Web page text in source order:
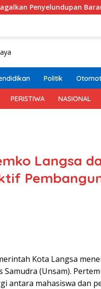
Barang Impor Ilegal 5
Politik
PERISTIWA NASIONAL
Langsa
Kota Langsa
Samudra (Unsam).
antara mahasiswa dan